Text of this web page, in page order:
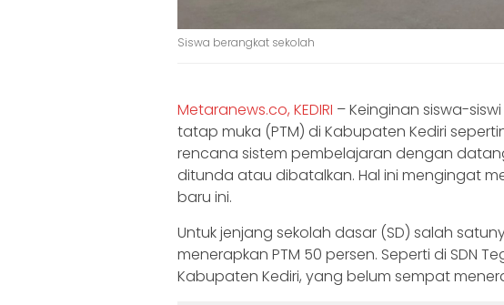
Siswa berangkat sekolah
Metaranews.co, KEDIRI – Keinginan siswa-
tatap muka (PTM) di Kabupaten Kediri
rencana sistem pembelajaran dengan
ditunda atau dibatalkan. Hal ini mengingat
baru ini.
Untuk jenjang sekolah dasar (SD) salah
menerapkan PTM 50 persen. Seperti di SDN
Kabupaten Kediri, yang belum sempat